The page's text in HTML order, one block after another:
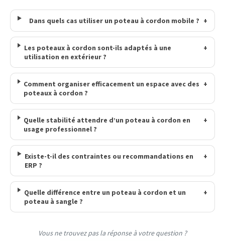
Dans quels cas utiliser un poteau à cordon mobile ? +
Les poteaux à cordon sont-ils adaptés à une
utilisation en extérieur ?
+
Comment organiser efficacement un espace avec des
poteaux à cordon ?
+
Quelle stabilité attendre d’un poteau à cordon en
usage professionnel ?
+
Existe-t-il des contraintes ou recommandations en
ERP ?
+
Quelle différence entre un poteau à cordon et un
poteau à sangle ?
+
Vous ne trouvez pas la réponse à votre question ?